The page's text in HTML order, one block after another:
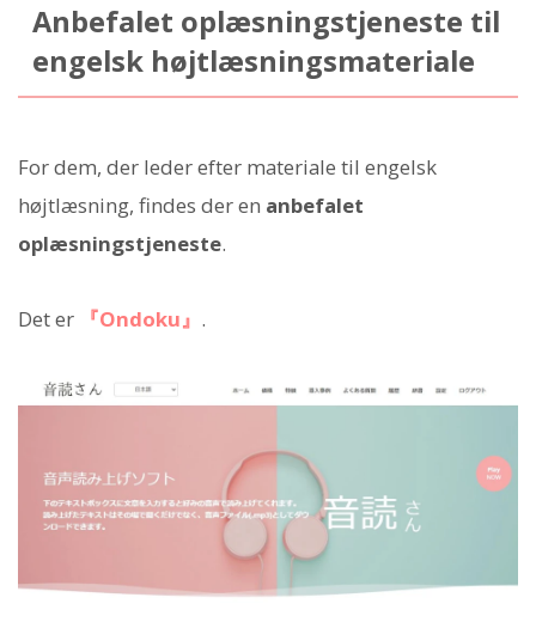
Anbefalet oplæsningstjeneste til
engelsk højtlæsningsmateriale
For dem, der leder efter materiale til engelsk
højtlæsning, findes der en anbefalet
oplæsningstjeneste.
Det er 『Ondoku』 .